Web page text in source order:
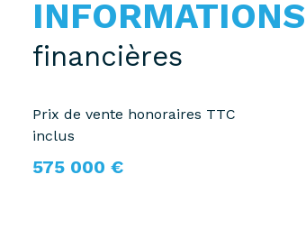
INFORMATIONS
financières
Prix de vente honoraires TTC
inclus
575 000 €